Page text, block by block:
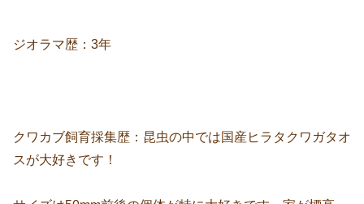
ジオラマ歴：3年
クワカブ飼育採集歴：昆虫の中では国産ヒラタクワガタオ
スが大好きです！